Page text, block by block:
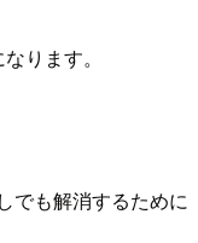
ります。
でも解消するために